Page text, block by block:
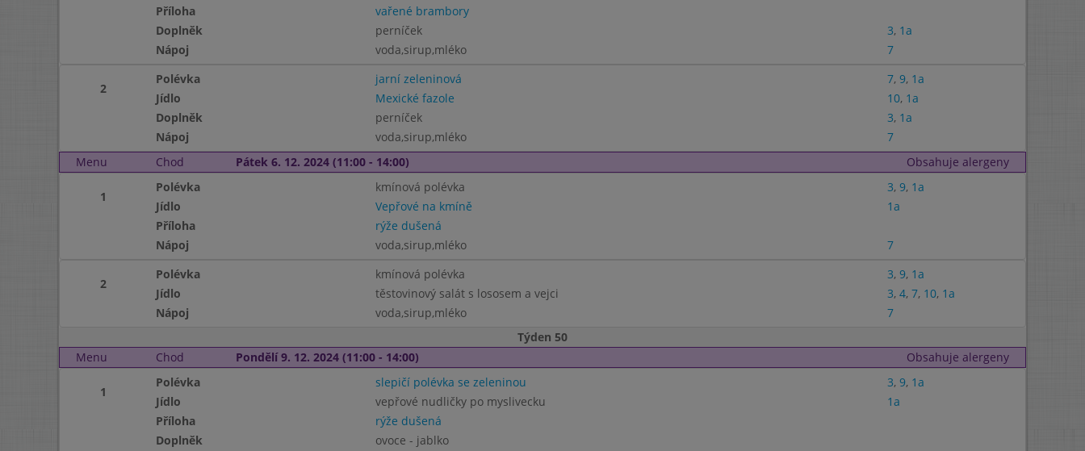
Příloha
vařené brambory
Doplněk
perníček 3, 1a
Nápoj
voda,sirup,mléko 7
2
Polévka jarní zeleninová 7, 9, 1a
Jídlo
Mexické fazole 10, 1a
Doplněk
perníček 3, 1a
Nápoj
voda,sirup,mléko
7
Menu
Chod Pátek 6. 12. 2024 (11:00 - 14:00) Obsahuje alergeny
1
Polévka kmínová polévka 3, 9, 1a
Jídlo
Vepřové na kmíně
1a
Příloha
rýže dušená
Nápoj
voda,sirup,mléko 7
2
Polévka kmínová polévka 3, 9, 1a
Jídlo
těstovinový salát s lososem a vejci 3, 4, 7, 10, 1a
Nápoj
voda,sirup,mléko
7
Týden 50
Menu
Chod Pondělí 9. 12. 2024 (11:00 - 14:00) Obsahuje alergeny
1
Polévka slepičí polévka se zeleninou 3, 9, 1a
Jídlo
vepřové nudličky po myslivecku
1a
Příloha
rýže dušená
Doplněk
ovoce - jablko